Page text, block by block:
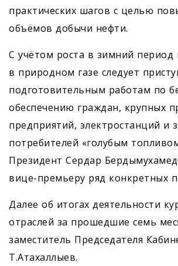
практических шагов с целью
объёмов добычи нефти.
С учётом роста в зимний период
в природном газе следует
подготовительным работам по
обеспечению граждан, крупных
предприятий, электростанций и
потребителей «голубым
Президент Сердар
вице-премьеру ряд конкретных
Далее об итогах деятельности
отраслей за прошедшие семь
заместитель Председателя
Т.Атахаллыев.